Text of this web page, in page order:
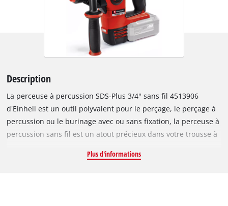
Description
La perceuse à percussion SDS-Plus 3/4" sans fil 4513906
d'Einhell est un outil polyvalent pour le perçage, le perçage à
percussion ou le burinage avec ou sans fixation, la perceuse à
percussion sans fil est un atout précieux dans votre trousse à
un fonctionnement plus long. En tant que membre de la
Plus d'informations